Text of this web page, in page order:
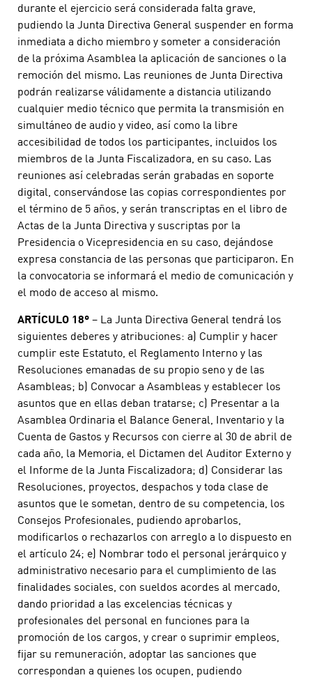
durante el ejercicio será considerada falta grave,
pudiendo la Junta Directiva General suspender en forma
inmediata a dicho miembro y someter a consideración
de la próxima Asamblea la aplicación de sanciones o la
remoción del mismo. Las reuniones de Junta Directiva
podrán realizarse válidamente a distancia utilizando
cualquier medio técnico que permita la transmisión en
simultáneo de audio y video, así como la libre
accesibilidad de todos los participantes, incluidos los
miembros de la Junta Fiscalizadora, en su caso. Las
reuniones así celebradas serán grabadas en soporte
digital, conservándose las copias correspondientes por
el término de 5 años, y serán transcriptas en el libro de
Actas de la Junta Directiva y suscriptas por la
Presidencia o Vicepresidencia en su caso, dejándose
expresa constancia de las personas que participaron. En
la convocatoria se informará el medio de comunicación y
el modo de acceso al mismo.
ARTÍCULO 18º – La Junta Directiva General tendrá los
siguientes deberes y atribuciones: a) Cumplir y hacer
cumplir este Estatuto, el Reglamento Interno y las
Resoluciones emanadas de su propio seno y de las
Asambleas; b) Convocar a Asambleas y establecer los
asuntos que en ellas deban tratarse; c) Presentar a la
Asamblea Ordinaria el Balance General, Inventario y la
Cuenta de Gastos y Recursos con cierre al 30 de abril de
cada año, la Memoria, el Dictamen del Auditor Externo y
el Informe de la Junta Fiscalizadora; d) Considerar las
Resoluciones, proyectos, despachos y toda clase de
asuntos que le sometan, dentro de su competencia, los
Consejos Profesionales, pudiendo aprobarlos,
modificarlos o rechazarlos con arreglo a lo dispuesto en
el artículo 24; e) Nombrar todo el personal jerárquico y
administrativo necesario para el cumplimiento de las
finalidades sociales, con sueldos acordes al mercado,
dando prioridad a las excelencias técnicas y
profesionales del personal en funciones para la
promoción de los cargos, y crear o suprimir empleos,
fijar su remuneración, adoptar las sanciones que
correspondan a quienes los ocupen, pudiendo